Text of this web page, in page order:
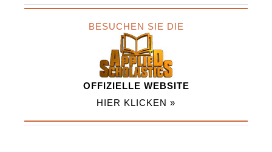
BESUCHEN SIE DIE
OFFIZIELLE WEBSITE
HIER KLICKEN »